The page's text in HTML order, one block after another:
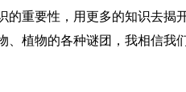
的重要性，用更多的知识去揭
、植物的各种谜团，我相信我